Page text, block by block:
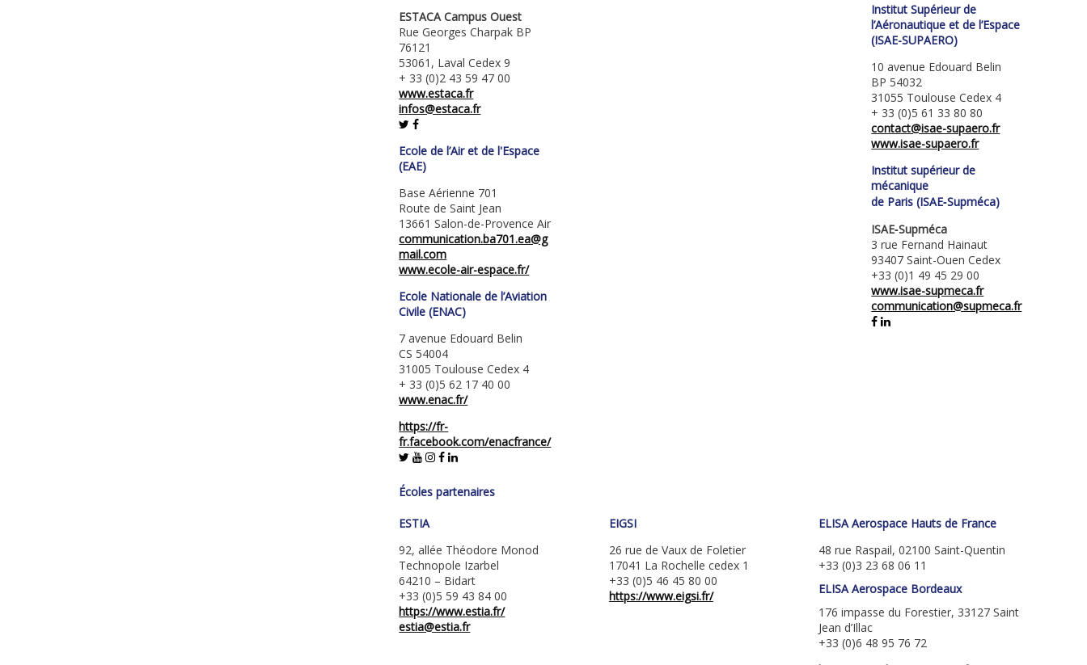
ESTACA Campus Ouest
Rue Georges Charpak BP
76121
53061, Laval Cedex 9
+ 33 (0)2 43 59 47 00
www.estaca.fr
infos@estaca.fr
Ecole de l’Air et de l'Espace
(EAE)
Base Aérienne 701
Route de Saint Jean
13661 Salon-de-Provence Air
communication.ba701.ea@g
mail.com
www.ecole-air-espace.fr/
Ecole Nationale de l’Aviation
Civile (ENAC)
7 avenue Edouard Belin
CS 54004
31005 Toulouse Cedex 4
+ 33 (0)5 62 17 40 00
www.enac.fr/
https://fr-
fr.facebook.com/enacfrance/
Institut Supérieur de
l’Aéronautique et de l’Espace
(ISAE-SUPAERO)
10 avenue Edouard Belin
BP 54032
31055 Toulouse Cedex 4
+ 33 (0)5 61 33 80 80
contact@isae-supaero.fr
www.isae-supaero.fr
Institut supérieur de
mécanique
de Paris (ISAE‑Supméca)
ISAE‑Supméca
3 rue Fernand Hainaut
93407 Saint-Ouen Cedex
+33 (0)1 49 45 29 00
www.isae-supmeca.fr
communication@supmeca.fr
Écoles partenaires
E​STIA
92, allée Théodore Monod
Technopole Izarbel
64210 – Bidart
+33 (0)5 59 43 84 00
https://www.estia.fr/
estia@estia.fr
EIGSI
26 rue de Vaux de Foletier
17041 La Rochelle cedex 1
+33 (0)5 46 45 80 00
https://www.eigsi.fr/
ELISA Aerospace Hauts de France
48 rue Raspail, 02100 Saint-Quentin
+33 (0)3 23 68 06 11
ELISA Aerospace Bordeaux
176 impasse du Forestier, 33127 Saint
Jean d’Illac
+33 (0)6 48 95 76 72